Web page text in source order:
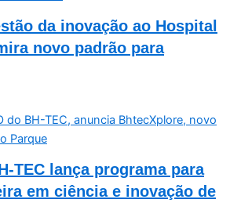
da inovação ao Hospital
novo padrão para
TEC lança programa para
em ciência e inovação de